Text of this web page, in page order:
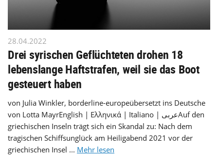
28.04.2022
Drei syrischen Geflüchteten drohen 18
lebenslange Haftstrafen, weil sie das Boot
gesteuert haben
von Julia Winkler, borderline-europeübersetzt ins Deutsche
von Lotta MayrEnglish | Ελληνικά | Italiano | عربىAuf den
griechischen Inseln trägt sich ein Skandal zu: Nach dem
tragischen Schiffsunglück am Heiligabend 2021 vor der
griechischen Insel ... Mehr lesen